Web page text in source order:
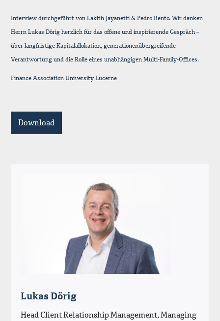
Interview durchgeführt von Lakith Jayanetti & Pedro Bento. Wir danken
Herrn Lukas Dörig herzlich für das offene und inspirierende Gespräch –
über langfristige Kapitalallokation, generationenübergreifende
Verantwortung und die Rolle eines unabhängigen Multi-Family-Offices.
Finance Association University Lucerne
Download
Lukas Dörig
Head Client Relationship Management, Managing